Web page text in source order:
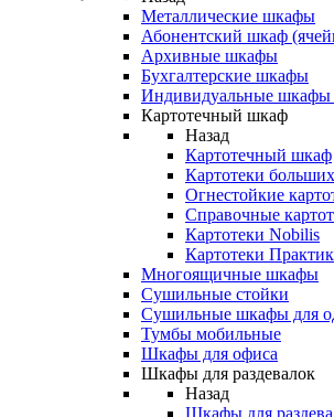
Металлические шкафы
Абонентский шкаф
Архивные шкафы
Бухгалтерские шкафы
Индивидуальные шкафы
Картотечный шкаф
Назад
Картотечный шкаф
Картотеки
Огнестойкие
Справочные
Картотеки Nobilis
Картотеки Практик
Многоящичные шкафы
Сушильные стойки
Сушильные шкафы для
Тумбы мобильные
Шкафы для офиса
Шкафы для раздевалок
Назад
Шкафы для